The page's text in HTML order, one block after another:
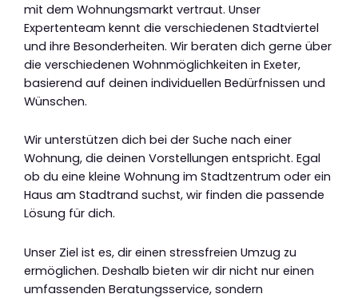
mit dem Wohnungsmarkt vertraut. Unser
Expertenteam kennt die verschiedenen Stadtviertel
und ihre Besonderheiten. Wir beraten dich gerne über
die verschiedenen Wohnmöglichkeiten in Exeter,
basierend auf deinen individuellen Bedürfnissen und
Wünschen.
Wir unterstützen dich bei der Suche nach einer
Wohnung, die deinen Vorstellungen entspricht. Egal
ob du eine kleine Wohnung im Stadtzentrum oder ein
Haus am Stadtrand suchst, wir finden die passende
Lösung für dich.
Unser Ziel ist es, dir einen stressfreien Umzug zu
ermöglichen. Deshalb bieten wir dir nicht nur einen
umfassenden Beratungsservice, sondern